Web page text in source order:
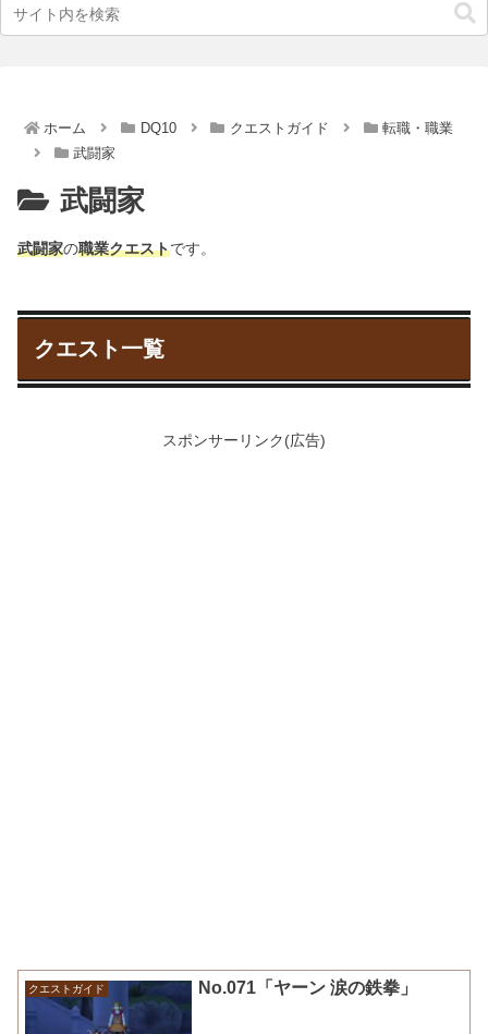
ホーム DQ10 クエストガイド
転職・職業
武闘家
武闘家
武闘家の職業クエストです。
クエスト一覧
スポンサーリンク(広告)
クエストガイド No.071「ヤーン 涙の鉄拳」